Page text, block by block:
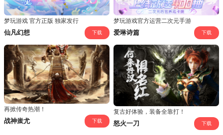
梦玩游戏 官方正版 独家发行
仙凡幻想 下载
梦玩游戏官方运营二次元手游
爱琳诗篇 下载
再掀传奇热潮！
战神蚩尤 下载
复古好体验，装备全靠打！
怒火一刀 下载